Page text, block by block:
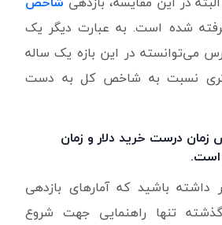
شده است. به عبارت دیگر یک
می‌توانسته در این بازه یک ساله
نسبت به شاخص کل به دست
درست خرید دلار و زمان
داشته باشید که آمارهای بازدهی
گذشته تنها راهنمایی جهت شروع